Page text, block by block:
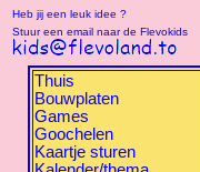
Heb jij een leuk idee ?
Stuur een email naar de Flevokids
Thuis
Bouwplaten
Games
Goochelen
Kaartje sturen